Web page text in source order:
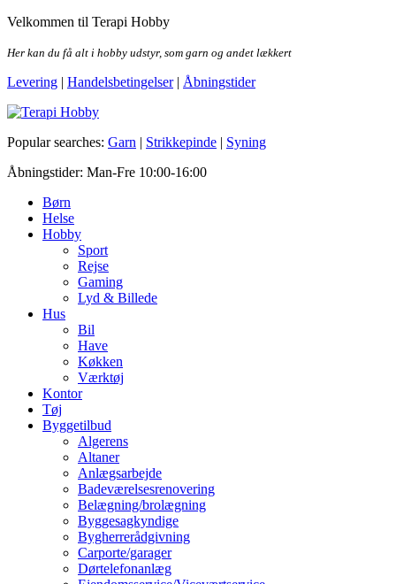
Skip
the
Velkommen til Terapi Hobby
Her kan du få alt i hobby udstyr, som garn og andet lækkert
Levering | Handelsbetingelser| Åbningstider
Terapi Hobby
Popular searches: Garn | Strikkepinde | Syning
Åbningstider: Man-Fre 10:00-16:00
Børn
Helse
Hobby
Sport
Rejse
Gaming
Lyd & Billede
Hus
Bil
Have
Køkken
Værktøj
Kontor
Tøj
Byggetilbud
Algerens
Altaner
Anlægsarbejde
Badeværelsesrenovering
Belægning/brolægning
Byggesagkyndige
Bygherrerådgivning
Carporte/garager
Dørtelefonanlæg